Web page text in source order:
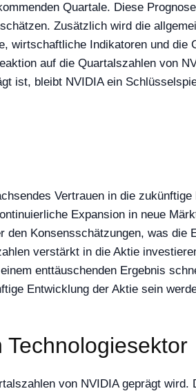
Quartale. Diese
Zusätzlich wird die
wirtschaftliche Indikatoren und die
auf die Quartalszahlen von
ist, bleibt NVIDIA ein
Vertrauen in die
Expansion in neue
Konsensschätzungen, was die
verstärkt in die Aktie
enttäuschenden Ergebnis
Entwicklung der Aktie sein
von NVIDIA geprägt